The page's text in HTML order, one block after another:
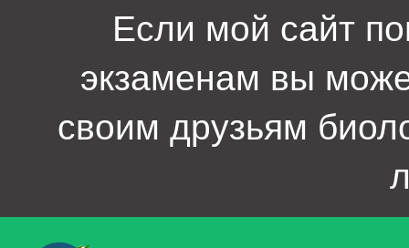
Если мой сайт
экзаменам вы
своим друзьям